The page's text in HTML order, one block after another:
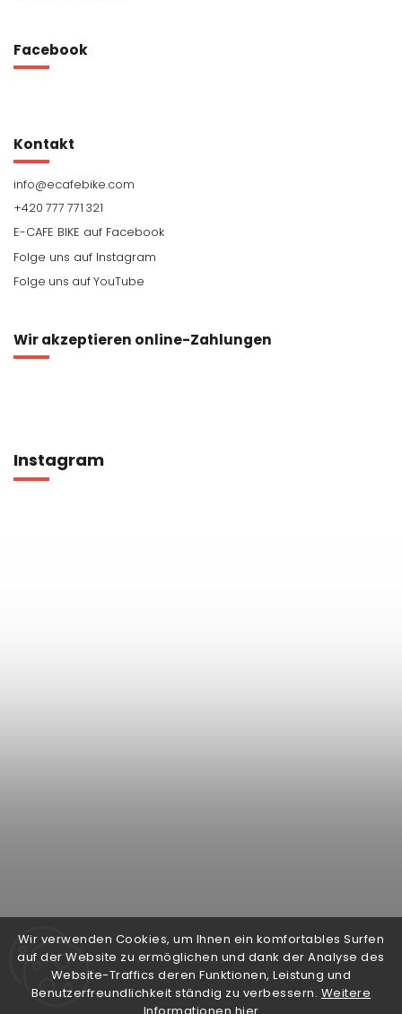
Wir verwenden Cookies, um Ihnen ein komfortables Surfen
auf der Website zu ermöglichen und dank der Analyse des
Website-Traffics deren Funktionen, Leistung und
Benutzerfreundlichkeit ständig zu verbessern. Weitere
Facebook
Kontakt
info@ecafebike.com
+420 777 771 321
Folge uns auf YouTube
Wir akzeptieren online-Zahlungen
Instagram
Auf Instagram folgen